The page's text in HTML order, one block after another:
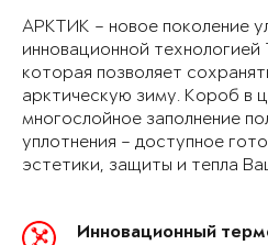
АРКТИК – новое поколение
инновационной
которая позволяет
арктическую зиму. Короб в
многослойное заполнение
уплотнения – доступное
эстетики, защиты и тепла
Инновационный